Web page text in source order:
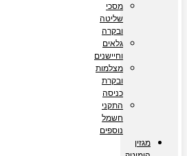
מסכי
שליטה
ובקרה
גלאים
וחיישנים
מצלמות
ובקרת
כניסה
התקני
חשמל
נוספים
מגזין